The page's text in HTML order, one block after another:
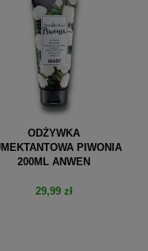
ODŻYWKA
PIWONIA
200ML ANWEN
29,99 zł